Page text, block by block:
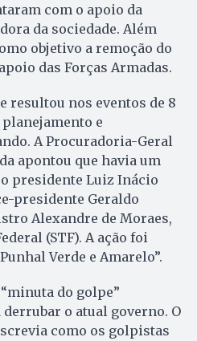
com o apoio da
da sociedade. Além
objetivo a remoção do
das Forças Armadas.
resultou nos eventos de 8
planejamento e
A Procuradoria-Geral
apontou que havia um
presidente Luiz Inácio
presidente Geraldo
Alexandre de Moraes,
(STF). A ação foi
Verde e Amarelo”.
do golpe”
o atual governo. O
como os golpistas